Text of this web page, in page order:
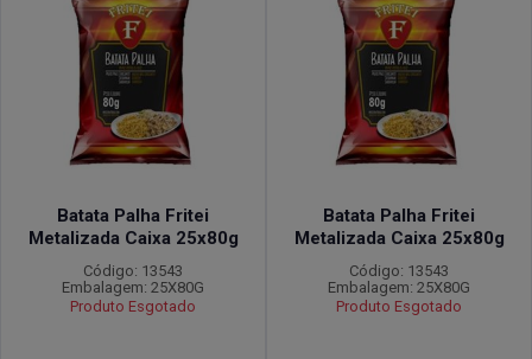
Batata Palha Fritei
Metalizada Caixa 25x80g
Código: 13543
Embalagem: 25X80G
Produto Esgotado
Batata Palha Fritei
Metalizada Caixa 25x80g
Código: 13543
Embalagem: 25X80G
Produto Esgotado